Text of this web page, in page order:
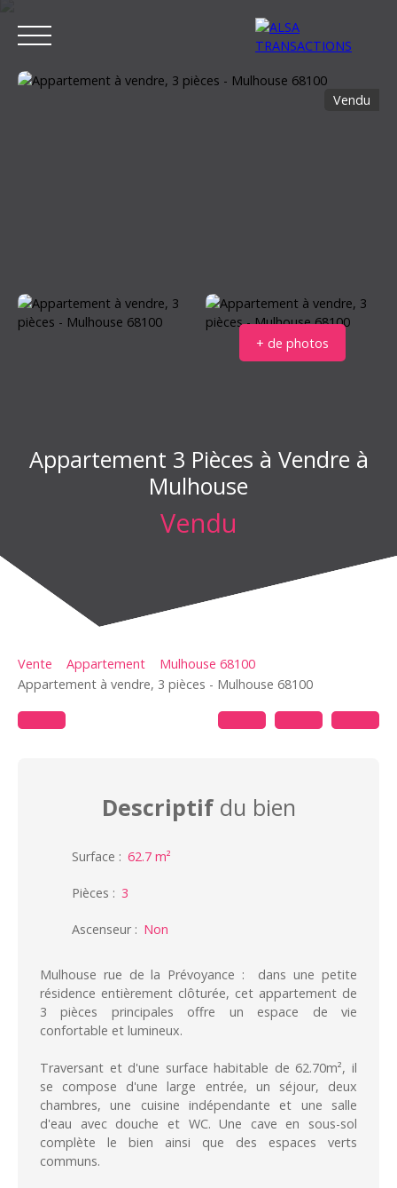
Vendu
+ de photos
Appartement 3 Pièces à Vendre à
Mulhouse
Vendu
Vente Appartement
Mulhouse 68100
Appartement à vendre, 3 pièces - Mulhouse 68100
Descriptifdu bien
Surface : 62.7 m²
Pièces : 3
Ascenseur: Non
Mulhouse rue de la Prévoyance : dans une petite
résidence entièrement clôturée, cet appartement de
3 pièces principales offre un espace de vie
confortable et lumineux.
Traversant et d'une surface habitable de 62.70m², il
se compose d'une large entrée, un séjour, deux
chambres, une cuisine indépendante et une salle
d'eau avec douche et WC. Une cave en sous-sol
complète le bien ainsi que des espaces verts
communs.